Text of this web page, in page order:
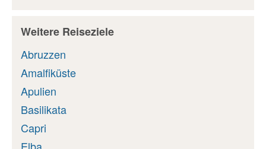
Weitere Reiseziele
Abruzzen
Amalfiküste
Apulien
Basilikata
Capri